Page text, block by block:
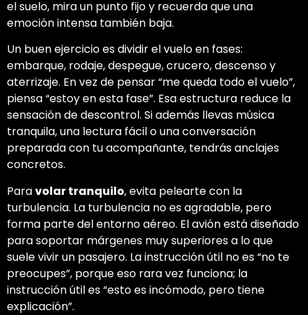
el suelo, mira un punto fijo y recuerda que una
emoción intensa también baja.
Un buen ejercicio es dividir el vuelo en fases:
embarque, rodaje, despegue, crucero, descenso y
aterrizaje. En vez de pensar “me queda todo el vuelo”,
piensa “estoy en esta fase”. Esa estructura reduce la
sensación de descontrol. Si además llevas música
tranquila, una lectura fácil o una conversación
preparada con tu acompañante, tendrás anclajes
concretos.
Paravolar tranquilo, evita pelearte con la
turbulencia. La turbulencia no es agradable, pero
forma parte del entorno aéreo. El avión está diseñado
para soportar márgenes muy superiores a lo que
suele vivir un pasajero. La instrucción útil no es “no te
preocupes”, porque eso rara vez funciona; la
instrucción útil es “esto es incómodo, pero tiene
explicación”.